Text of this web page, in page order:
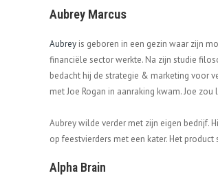
Aubrey Marcus
Aubrey is geboren in een gezin waar zijn
financiële sector werkte. Na zijn studie
bedacht hij de strategie & marketing voor
met Joe Rogan in aanraking kwam. Joe
Aubrey wilde verder met zijn eigen bedrijf.
op feestvierders met een kater. Het
Alpha Brain